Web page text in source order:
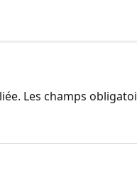
Les champs